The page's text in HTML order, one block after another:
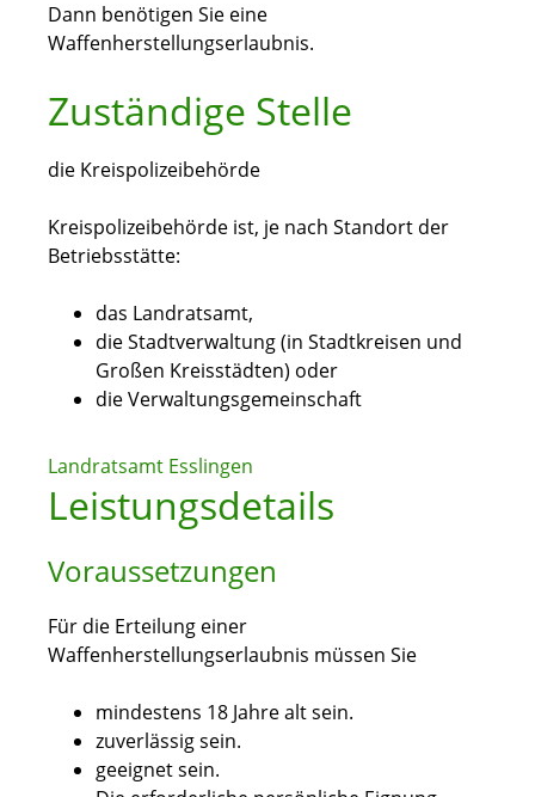
Dann benötigen Sie eine
Waffenherstellungserlaubnis.
Zuständige Stelle
die Kreispolizeibehörde
Kreispolizeibehörde ist, je nach Standort der
Betriebsstätte:
das Landratsamt,
die Stadtverwaltung (in Stadtkreisen und
Großen Kreisstädten) oder
die Verwaltungsgemeinschaft
Landratsamt Esslingen
Leistungsdetails
Voraussetzungen
Für die Erteilung einer
Waffenherstellungserlaubnis müssen Sie
mindestens 18 Jahre alt sein.
zuverlässig sein.
geeignet sein.